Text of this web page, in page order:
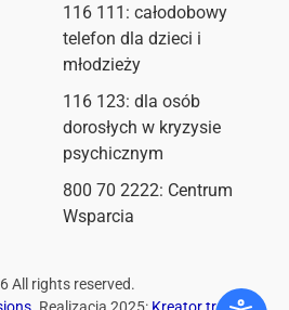
116 111 : całodobowy
telefon dla dzieci i
młodzieży
116 123: dla osób
dorosłych w kryzysie
psychicznym
800 70 2222: Centrum
Wsparcia
All rights reserved.